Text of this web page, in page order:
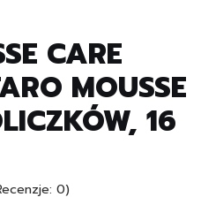
CARE
MOUSSE
16
0)